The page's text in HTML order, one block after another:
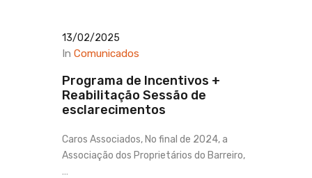
13/02/2025
In Comunicados
Programa de Incentivos +
Reabilitação Sessão de
esclarecimentos
Caros Associados, No final de 2024, a
Associação dos Proprietários do Barreiro,
…